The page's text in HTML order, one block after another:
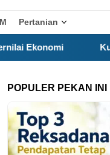
Pertanian
Pembakaran
POPULER PEKAN INI